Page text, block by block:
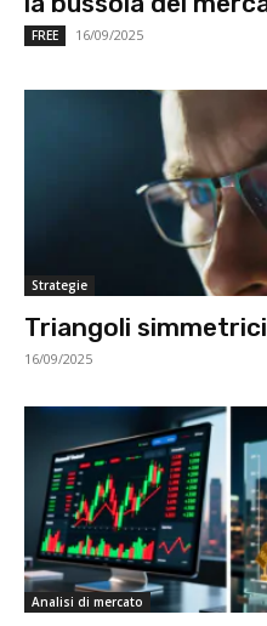
FREE 16/09/2025
Strategie
Triangoli
16/09/2025
Analisi di mercato